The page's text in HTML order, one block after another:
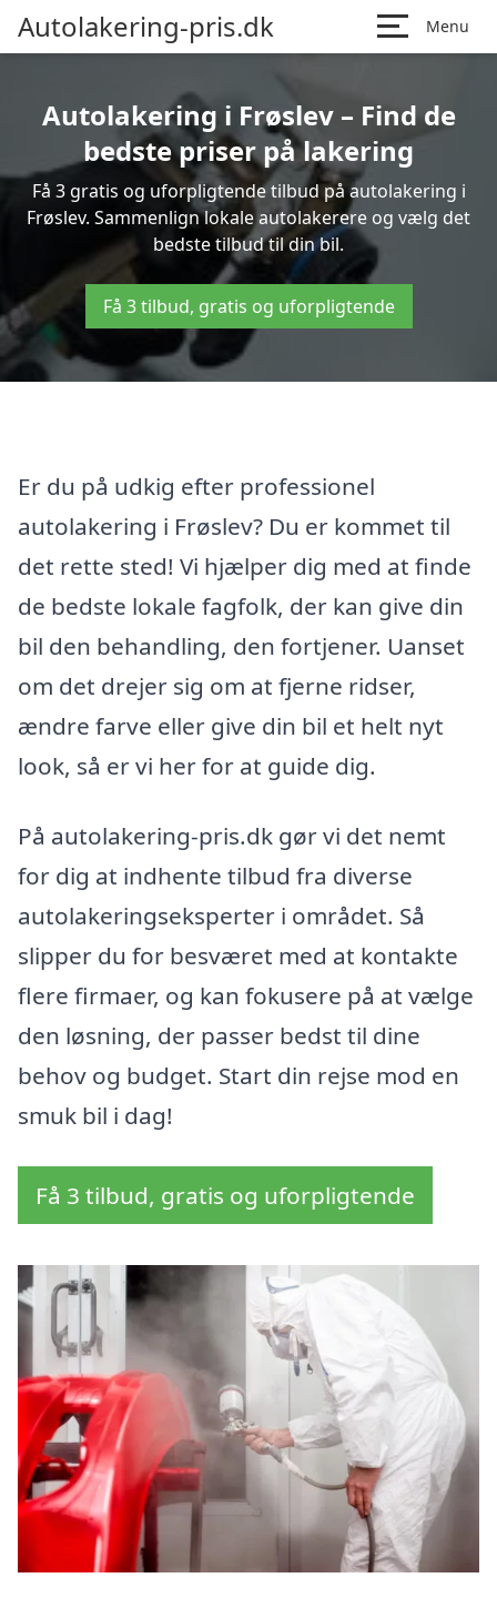
Autolakering-pris.dk Menu
Autolakering i Frøslev – Find de
bedste priser på lakering
Få 3 gratis og uforpligtende tilbud på autolakering i
Frøslev. Sammenlign lokale autolakerere og vælg det
bedste tilbud til din bil.
Få 3 tilbud, gratis og uforpligtende
Er du på udkig efter professionel
autolakering i Frøslev? Du er kommet til
det rette sted! Vi hjælper dig med at finde
de bedste lokale fagfolk, der kan give din
bil den behandling, den fortjener. Uanset
om det drejer sig om at fjerne ridser,
ændre farve eller give din bil et helt nyt
look, så er vi her for at guide dig.
På autolakering-pris.dk gør vi det nemt
for dig at indhente tilbud fra diverse
autolakeringseksperter i området. Så
slipper du for besværet med at kontakte
flere firmaer, og kan fokusere på at vælge
den løsning, der passer bedst til dine
behov og budget. Start din rejse mod en
smuk bil i dag!
Få 3 tilbud, gratis og uforpligtende